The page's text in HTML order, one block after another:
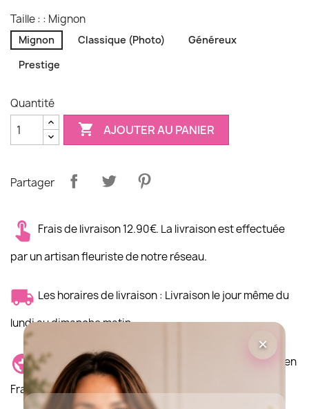
Taille : : Mignon
Mignon Classique (Photo)
Généreux
Prestige
Quantité
 AJOUTER AU PANIER
Partager
Frais de livraison 12.90€. La livraison est effectuée
par un artisan fleuriste de notre réseau.
Les horaires de livraison : Livraison le jour même du
lundi au dimanche matin
Lieu de livraison : La livraison est possible partout en
France et dans le Monde
×